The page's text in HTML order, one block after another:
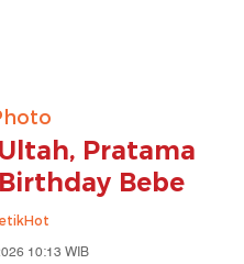
Pratama
Bebe
10:13 WIB